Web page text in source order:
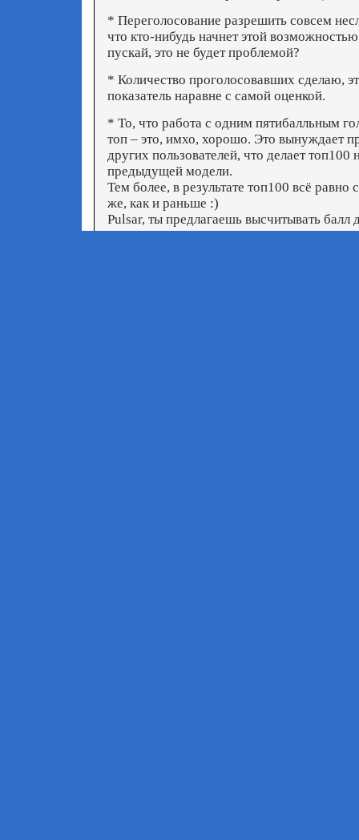
* Переголосование разрешить совсем
что кто-нибудь начнет этой
пускай, это не будет проблемой?
* Количество проголосовавших сделаю,
показатель наравне с самой оценкой.
* То, что работа с одним пятибалльным
топ – это, имхо, хорошо. Это вынуждает
других пользователей, что делает
предыдущей модели.
Тем более, в результате топ100 всё
же, как и раньше :)
Pulsar, ты предлагаешь высчитывать балл
правильно? В принципе, предложенный